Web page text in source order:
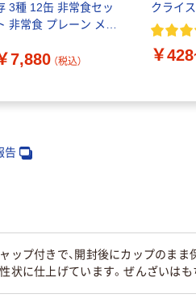
3種 12缶 非常食セッ
非常食 プレーン メー
パン 缶詰パン
7,880 （税込）
クライ
￥
告
ップ付きで、開封後にカップのま
状に仕上げています。ぜんざいは